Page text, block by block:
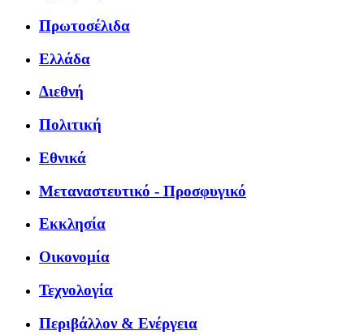
Πρωτοσέλιδα
Ελλάδα
Διεθνή
Πολιτική
Εθνικά
Μεταναστευτικό - Προσφυγικό
Εκκλησία
Οικονομία
Τεχνολογία
Περιβάλλον & Ενέργεια